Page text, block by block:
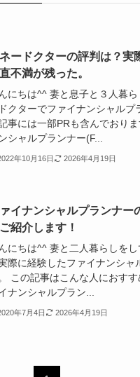
ードクターの評判は？実
不満が残った。
にちは^^ 妻と息子と３人暮
クターでファイナンシャルプ
事には一部PRも含んでおり
シャルプランナー(F...
年10月16日 2026年4月19日
イナンシャルプランナー
紹介します！
にちは^^ 妻と二人暮らしを
際に経験したファイナンシャ
この記事はこんな人におす
ナンシャルプラン...
年7月4日 2026年4月19日